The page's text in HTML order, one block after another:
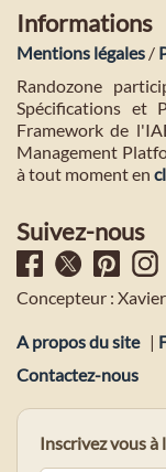
Informations
Mentions légales /
Randozone
Spécifications et
Framework de
Management
à tout moment en
Suivez-nous
Concepteur :
A propos du site |
Contactez-nous
Inscrivez vous